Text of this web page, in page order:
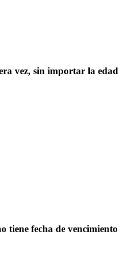
vez, sin importar la edad
tiene fecha de vencimiento